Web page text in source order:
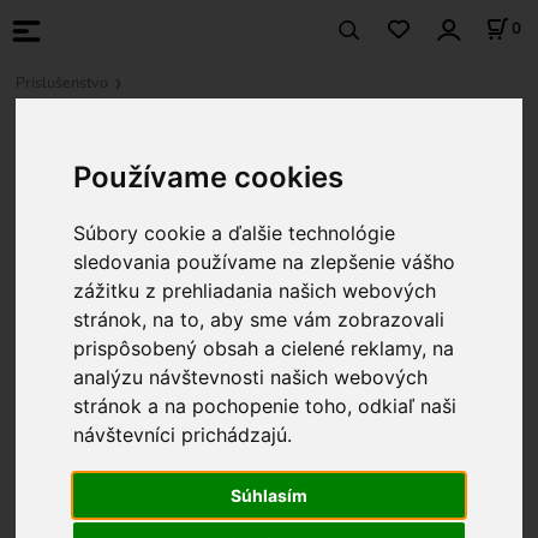
Používame cookies
Súbory cookie a ďalšie technológie
sledovania používame na zlepšenie vášho
zážitku z prehliadania našich webových
stránok, na to, aby sme vám zobrazovali
prispôsobený obsah a cielené reklamy, na
analýzu návštevnosti našich webových
stránok a na pochopenie toho, odkiaľ naši
návštevníci prichádzajú.
Súhlasím
0
Príslušenstvo